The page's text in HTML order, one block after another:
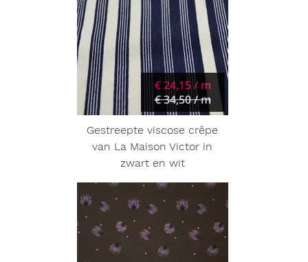
€ 24,15 / m
€ 34,50 / m
Gestreepte viscose crêpe
van La Maison Victor in
zwart en wit